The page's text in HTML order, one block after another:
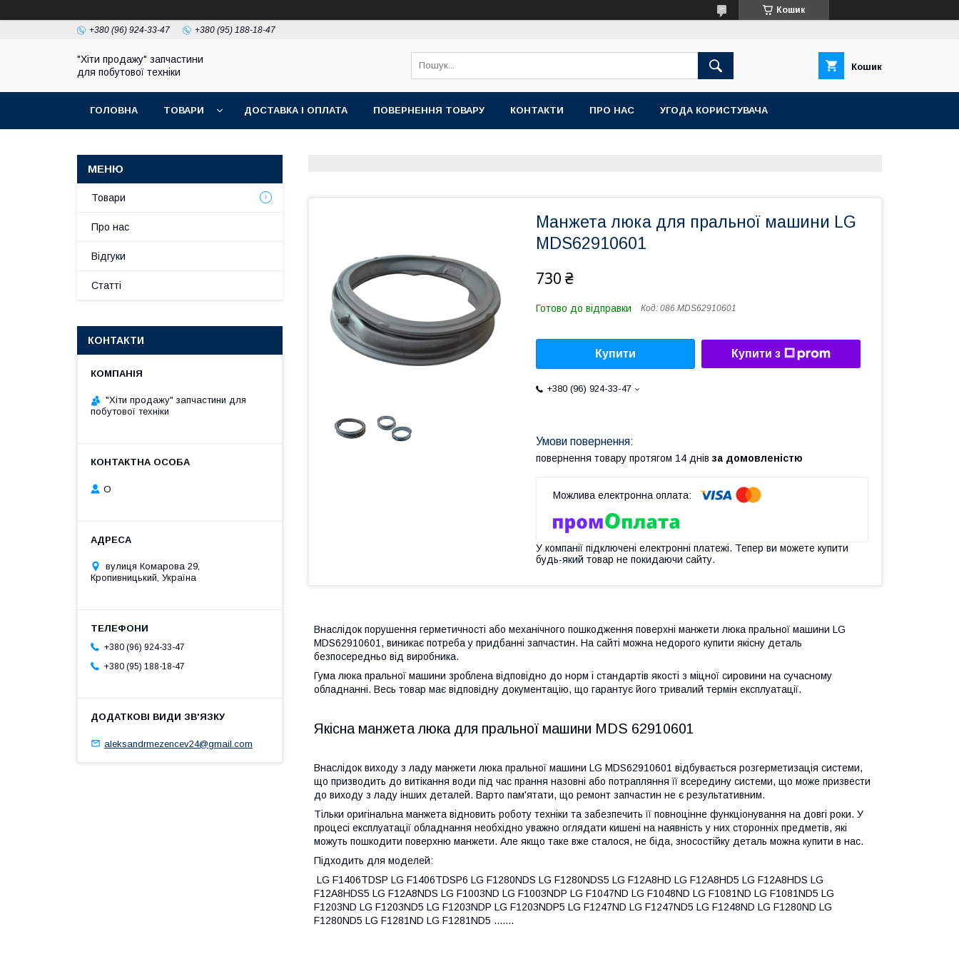
Кошик
+380 (96) 924-33-47 +380 (95) 188-18-47
"Хіти продажу" запчастини
для побутової техніки
Кошик
ГОЛОВНА ТОВАРИ ДОСТАВКА І ОПЛАТА ПОВЕРНЕННЯ ТОВАРУ КОНТАКТИ ПРО НАС УГОДА КОРИСТУВАЧА
Манжета люка для пральної машини LG
MDS62910601
730 ₴
Готово до відправки Код: 086.MDS62910601
Купити Купити з
+380 (96) 924-33-47
повернення товару протягом 14 днів за домовленістю
У компанії підключені електронні платежі. Тепер ви можете купити
будь-який товар не покидаючи сайту.
Внаслідок порушення герметичності або механічного пошкодження поверхні манжети люка пральної машини LG
MDS62910601 , виникає потреба у придбанні запчастин. На сайті можна недорого купити якісну деталь
безпосередньо від виробника.
Гума люка пральної машини зроблена відповідно до норм і стандартів якості з міцної сировини на сучасному
обладнанні. Весь товар має відповідну документацію, що гарантує його тривалий термін експлуатації.
Якісна манжета люка для пральної машини MDS 62910601
Внаслідок виходу з ладу манжети люка пральної машини LG MDS62910601 відбувається розгерметизація системи,
що призводить до витікання води під час прання назовні або потрапляння її всередину системи, що може призвести
до виходу з ладу інших деталей. Варто пам'ятати, що ремонт запчастин не є результативним.
Тільки оригінальна манжета відновить роботу техніки та забезпечить її повноцінне функціонування на довгі роки. У
процесі експлуатації обладнання необхідно уважно оглядати кишені на наявність у них сторонніх предметів, які
можуть пошкодити поверхню манжети. Але якщо таке вже сталося, не біда, зносостійку деталь можна купити в нас.
Підходить для моделей:
LG F1406TDSP LG F1406TDSP6 LG F1280NDS LG F1280NDS5 LG F12A8HD LG F12A8HD5 LG F12A8HDS LG
F12A8HDS5 LG F12A8NDS LG F1003ND LG F1003NDP LG F1047ND LG F1048ND LG F1081ND LG F1081ND5 LG
F1203ND LG F1203ND5 LG F1203NDP LG F1203NDP5 LG F1247ND LG F1247ND5 LG F1248ND LG F1280ND LG
F1280ND5 LG F1281ND LG F1281ND5 .......
Товари
Про нас
Відгуки
Статті
КОНТАКТИ
"Хіти продажу" запчастини для
побутової техніки
О
вулиця Комарова 29,
Кропивницький, Україна
+380 (96) 924-33-47
+380 (95) 188-18-47
aleksandrmezencev24@gmail.com